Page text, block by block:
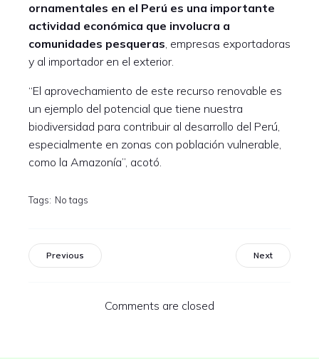
ornamentales en el Perú es una importante
actividad económica que involucra a
comunidades pesqueras, empresas exportadoras
y al importador en el exterior.
“El aprovechamiento de este recurso renovable es
un ejemplo del potencial que tiene nuestra
biodiversidad para contribuir al desarrollo del Perú,
especialmente en zonas con población vulnerable,
como la Amazonía”, acotó.
Tags: No tags
Previous Next
Comments are closed